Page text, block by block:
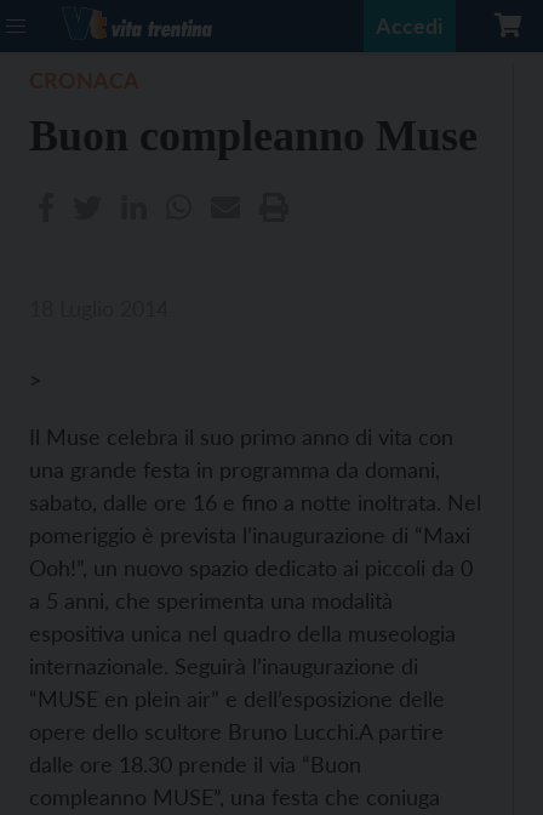
Accedi
Buon compleanno Muse
>
Il Muse celebra il suo primo anno di vita con
una grande festa in programma da domani,
sabato, dalle ore 16 e fino a notte inoltrata. Nel
pomeriggio è prevista l’inaugurazione di “Maxi
Ooh!”, un nuovo spazio dedicato ai piccoli da 0
a 5 anni, che sperimenta una modalità
espositiva unica nel quadro della museologia
internazionale. Seguirà l’inaugurazione di
“MUSE en plein air” e dell’esposizione delle
opere dello scultore Bruno Lucchi.A partire
dalle ore 18.30 prende il via “Buon
compleanno MUSE”, una festa che coniuga